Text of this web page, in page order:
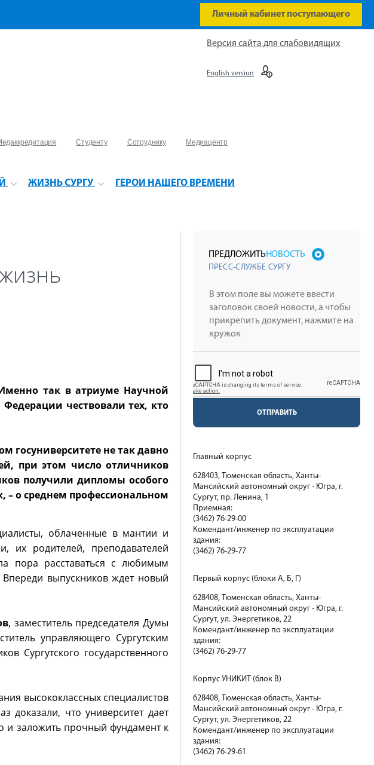
Личный кабинет поступающего
Студенту Сотруднику
Медиацентр
ЖИЗНЬ СУРГУ
ГЕРОИ НАШЕГО ВРЕМЕНИ
Версия сайта для слабовидящих
English version
так в атриуме Научной
чествовали тех, кто
госуниверситете не так давно
при этом число отличников
получили дипломы особого
о среднем профессиональном
облаченные в мантии и
их родителей, преподавателей
пора расставаться с любимым
выпускников ждет новый
, заместитель председателя Думы
управляющего Сургутским
Сургутского государственного
высококлассных специалистов
доказали, что университет дает
и заложить прочный фундамент к
ПРЕДЛОЖИТЬНОВОСТЬ
ПРЕСС-СЛУЖБЕ СУРГУ
ОТПРАВИТЬ
Главный корпус
628403, Тюменская область, Ханты-
Мансийский автономный округ - Югра, г.
Сургут, пр. Ленина, 1
Приемная:
(3462) 76-29-00
Комендант/инженер по эксплуатации
здания:
(3462) 76-29-77
Первый корпус (блоки А, Б, Г)
628408, Тюменская область, Ханты-
Мансийский автономный округ - Югра, г.
Сургут, ул. Энергетиков, 22
Комендант/инженер по эксплуатации
здания:
(3462) 76-29-77
Корпус УНИКИТ (блок В)
628408, Тюменская область, Ханты-
Мансийский автономный округ - Югра, г.
Сургут, ул. Энергетиков, 22
Комендант/инженер по эксплуатации
здания:
(3462) 76-29-61